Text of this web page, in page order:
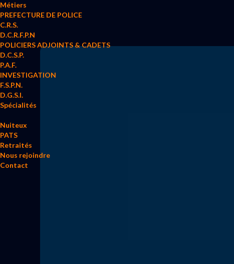
Métiers
PREFECTURE DE POLICE
C.R.S.
D.C.R.F.P.N
POLICIERS ADJOINTS & CADETS
D.C.S.P.
P.A.F.
INVESTIGATION
F.S.P.N.
D.G.S.I.
Spécialités
Nuiteux
PATS
Retraités
Nous rejoindre
Contact